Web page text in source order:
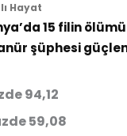
Hayat
15 filin
şüphesi
94,12
59,08